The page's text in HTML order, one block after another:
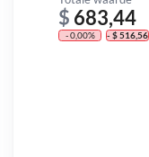
$ 683,44
- 0,00% - $ 516,56